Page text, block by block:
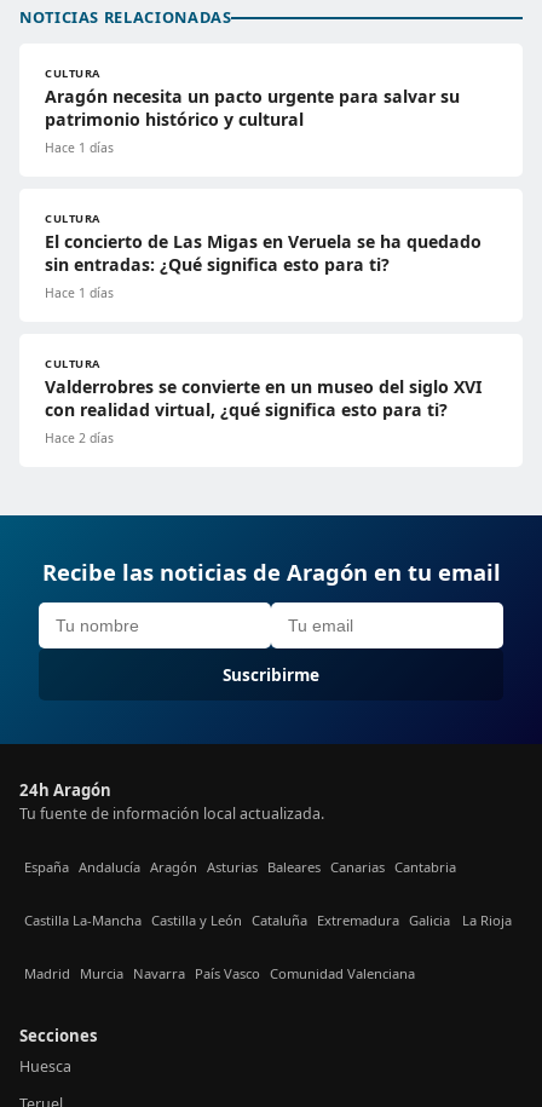
NOTICIAS RELACIONADAS
CULTURA
Aragón necesita un pacto urgente para salvar su
patrimonio histórico y cultural
Hace 1 días
CULTURA
El concierto de Las Migas en Veruela se ha quedado
sin entradas: ¿Qué significa esto para ti?
Hace 1 días
CULTURA
Valderrobres se convierte en un museo del siglo XVI
con realidad virtual, ¿qué significa esto para ti?
Hace 2 días
Recibe las noticias de Aragón en tu email
Suscribirme
24h Aragón
Tu fuente de información local actualizada.
España Andalucía Aragón Asturias Baleares Canarias Cantabria
Castilla La-Mancha Castilla y León Cataluña Extremadura Galicia La Rioja
Madrid Murcia Navarra País Vasco Comunidad Valenciana
Secciones
Huesca